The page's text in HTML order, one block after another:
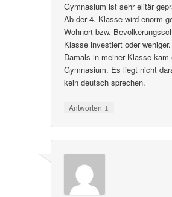
Gymnasium ist sehr elitär
Ab der 4. Klasse wird enorm
Wohnort bzw.
Klasse investiert oder weniger.
Damals in meiner Klasse kam
Gymnasium. Es liegt nicht
kein deutsch sprechen.
Antworten ↓